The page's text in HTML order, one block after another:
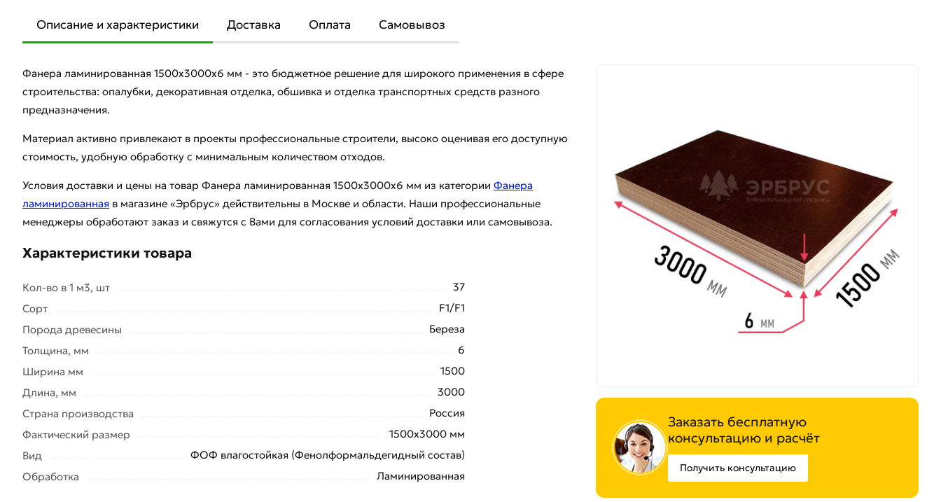
Описание и характеристики Доставка Оплата Самовывоз
Фанера ламинированная 1500х3000х6 мм - это бюджетное решение для широкого применения в сфере
строительства: опалубки, декоративная отделка, обшивка и отделка транспортных средств разного
предназначения.
Материал активно привлекают в проекты профессиональные строители, высоко оценивая его доступную
стоимость, удобную обработку с минимальным количеством отходов.
Условия доставки и цены на товар Фанера ламинированная 1500х3000х6 мм из категории Фанера
ламинированная в магазине «Эрбрус» действительны в Москве и области. Наши профессиональные
менеджеры обработают заказ и свяжутся с Вами для согласования условий доставки или самовывоза.
Характеристики товара
Кол-во в 1 м3, шт
37
Сорт
F1/F1
Порода древесины
Береза
Толщина, мм
6
Ширина мм
1500
Длина, мм
3000
Страна производства
Россия
Фактический размер
1500х3000 мм
Вид
ФОФ влагостойкая (Фенолформальдегидный состав)
Обработка
Ламинированная
Заказать бесплатную
консультацию и расчёт
Получить консультацию